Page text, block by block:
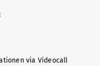
via Videocall